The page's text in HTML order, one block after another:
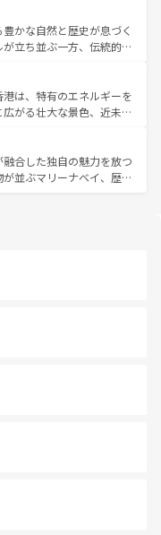
彩な魅力を心ゆくまで味
なお、新着の韓国情報はコンテンツ一
ハノイの古い町並みやホ
建物も、独特の雰囲気を
ィの豊かさとおいしさで
ナムコーヒーなどは、ぜ
訪れてもあたたかい人々
っと忘れられない旅にな
かな自然と歴史が息づく
立ち並ぶ一方、伝統的な
チェンマイなどの山岳地
ーケットやクラビの美し
ことができる。タイ料理
の季節にも異なる楽しみ
の人々、仏教を中心とし
、訪れる旅人を魅了し続
は、特有のエネルギーを
がる壮大な景色、近未来
。観光スポットが密集し
るのも魅力。息をのむよ
香港を存分に楽しみ尽く
合した独自の魅力を放つ
並ぶマリーナベイ、歴史
しめる外せないスポット